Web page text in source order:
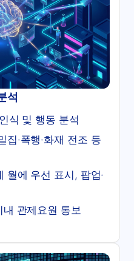
석
식 및 행동 분석
집·폭행·화재 전조 등
월에 우선 표시, 팝업·
관제요원 통보